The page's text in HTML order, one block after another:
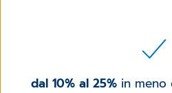
dal 10% al 25%in meno